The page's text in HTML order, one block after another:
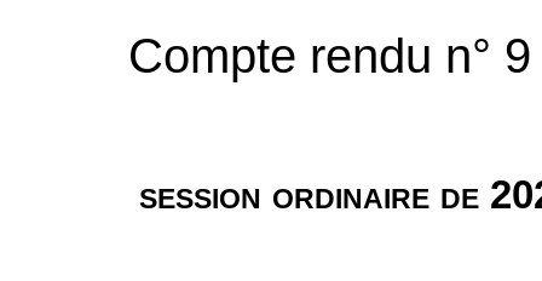
Compte rendu n° 9
session ordinaire de